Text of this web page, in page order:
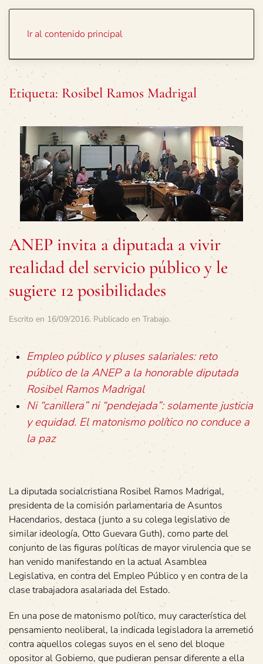
Ir al contenido principal
Etiqueta: Rosibel Ramos Madrigal
ANEP invita a diputada a vivir
realidad del servicio público y le
sugiere 12 posibilidades
Escrito en 16/09/2016. Publicado en Trabajo.
Empleo público y pluses salariales: reto
público de la ANEP a la honorable diputada
Rosibel Ramos Madrigal
Ni “canillera” ni “pendejada”: solamente justicia
y equidad. El matonismo político no conduce a
la paz
La diputada socialcristiana Rosibel Ramos Madrigal,
presidenta de la comisión parlamentaria de Asuntos
Hacendarios, destaca (junto a su colega legislativo de
similar ideología, Otto Guevara Guth), como parte del
conjunto de las figuras políticas de mayor virulencia que se
han venido manifestando en la actual Asamblea
Legislativa, en contra del Empleo Público y en contra de la
clase trabajadora asalariada del Estado.
En una pose de matonismo político, muy característica del
pensamiento neoliberal, la indicada legisladora la arremetió
contra aquellos colegas suyos en el seno del bloque
opositor al Gobierno, que pudieran pensar diferente a ella